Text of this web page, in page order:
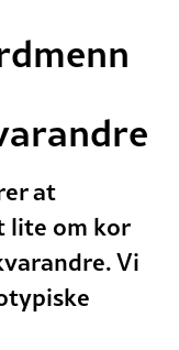
at
lite om kor
Vi